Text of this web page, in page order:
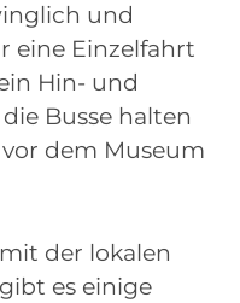
und
eine Einzelfahrt
Hin- und
Busse halten
dem Museum
der lokalen
es einige